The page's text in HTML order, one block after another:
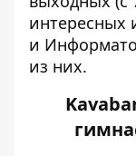
интересных
и
из них.